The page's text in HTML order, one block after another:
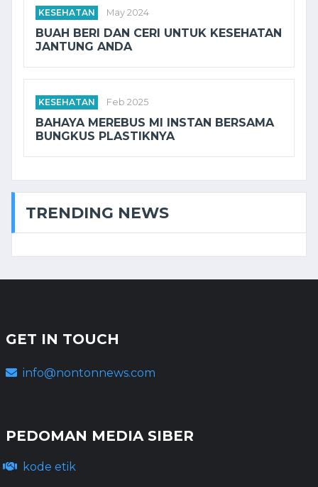
KESEHATAN May 2024
BUAH BERI DAN CERI UNTUK KESEHATAN
JANTUNG ANDA
KESEHATAN Feb 2025
BAHAYA MEREBUS MI INSTAN BERSAMA
BUNGKUS PLASTIKNYA
TRENDING NEWS
GET IN TOUCH
info@nontonnews.com
PEDOMAN MEDIA SIBER
kode etik